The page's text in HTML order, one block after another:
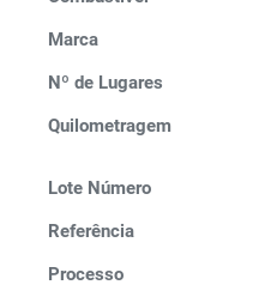
Marca
Nº de Lugares
Quilometragem
Lote Número
Referência
Processo